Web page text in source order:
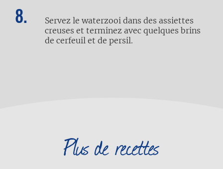
Servez le waterzooi dans des assiettes
creuses et terminez avec quelques brins
de cerfeuil et de persil.
Plus de recettes